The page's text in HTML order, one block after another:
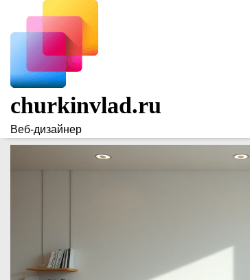
content
churkinvlad.ru
Веб-дизайнер